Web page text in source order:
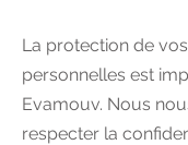
La protection de
personnelles est
Evamouv. Nous
respecter la